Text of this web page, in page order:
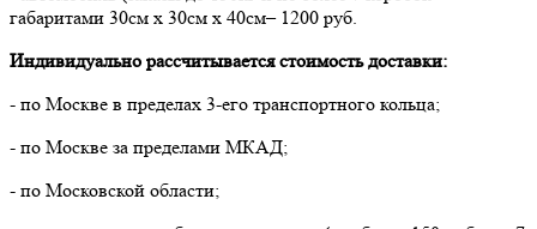
габаритами 30см х 30см х 40см– 1200 руб.
Индивидуально рассчитывается стоимость доставки:
- по Москве в пределах 3-его транспортного кольца;
- по Москве за пределами МКАД;
- по Московской области;